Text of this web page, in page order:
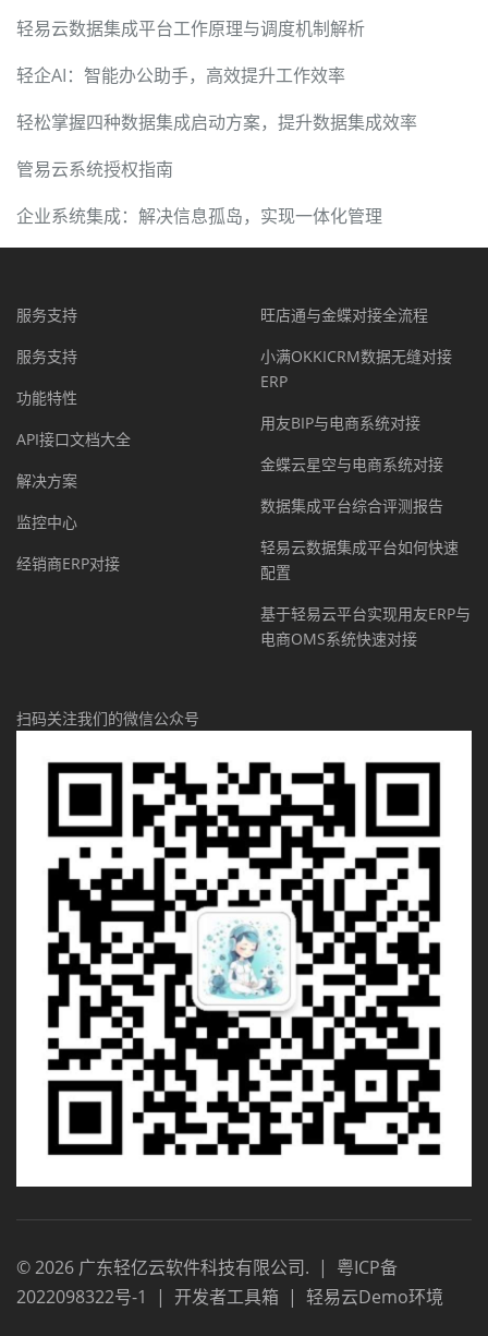
轻易云数据集成平台工作原理与调度机制解析
轻企AI：智能办公助手，高效提升工作效率
轻松掌握四种数据集成启动方案，提升数据集成效率
管易云系统授权指南
企业系统集成：解决信息孤岛，实现一体化管理
服务支持
服务支持
功能特性
API接口文档大全
解决方案
监控中心
经销商ERP对接
旺店通与金蝶对接全流程
小满OKKICRM数据无缝对接
ERP
用友BIP与电商系统对接
金蝶云星空与电商系统对接
数据集成平台综合评测报告
轻易云数据集成平台如何快速
配置
基于轻易云平台实现用友ERP与
电商OMS系统快速对接
扫码关注我们的微信公众号
©2026 广东轻亿云软件科技有限公司. | 粤ICP备
2022098322号-1
| 开发者工具箱 | 轻易云Demo环境